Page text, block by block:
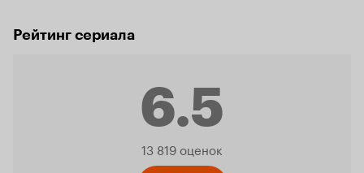
Рейтинг сериала
6.5
Рейтинг
13 819 оценок